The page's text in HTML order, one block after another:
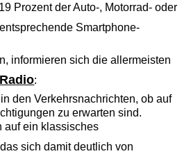
Prozent der Auto-, Motorrad- oder
entsprechende Smartphone-
informieren sich die allermeisten
Radio:
den Verkehrsnachrichten, ob auf
zu erwarten sind.
auf ein klassisches
sich damit deutlich von